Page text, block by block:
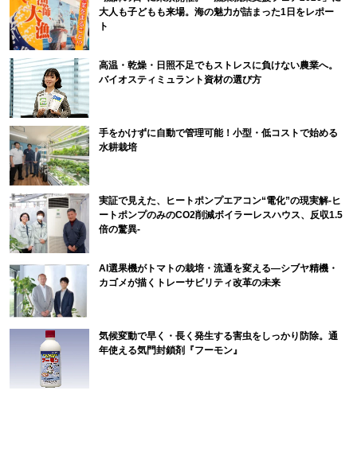
大人も子どもも来場。海の魅力が詰まった1日をレポー
ト
高温・乾燥・日照不足でもストレスに負けない農業へ。
バイオスティミュラント資材の選び方
手をかけずに自動で管理可能！小型・低コストで始める
水耕栽培
実証で見えた、ヒートポンプエアコン“電化”の現実解-ヒ
ートポンプのみのCO2削減ボイラーレスハウス、反収1.5
倍の驚異-
AI選果機がトマトの栽培・流通を変える―シブヤ精機・
カゴメが描くトレーサビリティ改革の未来
気候変動で早く・長く発生する害虫をしっかり防除。通
年使える気門封鎖剤『フーモン』